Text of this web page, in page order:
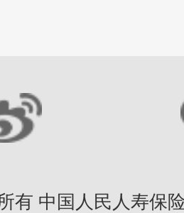
有 中国人民人寿保